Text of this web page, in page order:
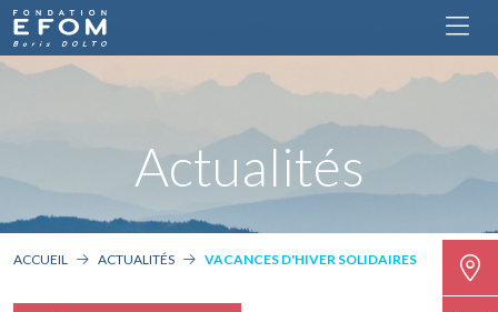
Actualités
ACCUEIL ACTUALITÉS VACANCES D'HIVER SOLIDAIRES